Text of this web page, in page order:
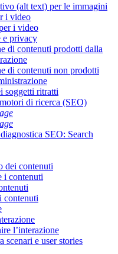
(alt text) per le immagini
i video
i video
e privacy
di contenuti prodotti dalla
di contenuti non prodotti
soggetti ritratti
di ricerca (SEO)
SEO: Search
dei contenuti
i contenuti
contenuti
l’interazione
scenari e user stories